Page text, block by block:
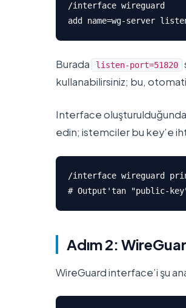
/interface wireguard
add name=wg-server
Burada listen-port=51820
kullanabilirsiniz; bu,
Interface
edin; istemciler bu key’e
/interface wireguard
# Output'tan "public-
Adım 2:
WireGuard interface’i şu